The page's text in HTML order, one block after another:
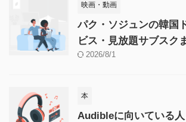
映画・動画
パク・ソジュンの韓国
ビス・見放題サブスク
2026/8/1
本
Audibleに向いている